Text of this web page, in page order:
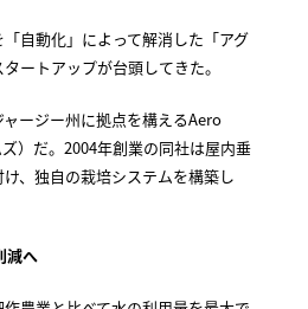
自動化」によって解消した「アグ
ートアップが台頭してきた。
ージー州に拠点を構えるAero
）だ。2004年創業の同社は屋内垂
、独自の栽培システムを構築し
減へ